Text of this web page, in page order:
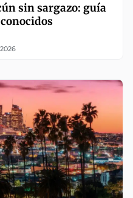
sin sargazo: guía